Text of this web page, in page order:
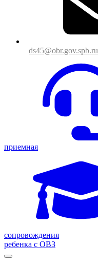
ds45@obr.gov.spb.ru
приемная
сопровождения
ребенка с ОВЗ